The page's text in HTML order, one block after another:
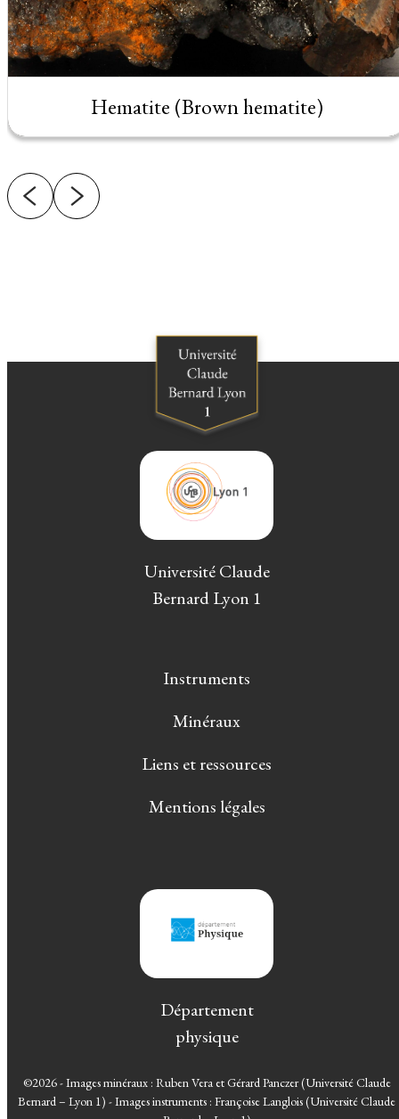
Hematite (Brown hematite)
Université Claude
Bernard Lyon 1
Instruments
Minéraux
Liens et ressources
Mentions légales
Département
physique
©2026 - Images minéraux : Ruben Vera et Gérard Panczer (Université Claude
Bernard – Lyon 1) - Images instruments : Françoise Langlois (Université Claude